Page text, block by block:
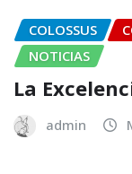
COLOSSUS
NOTICIAS
La
admin